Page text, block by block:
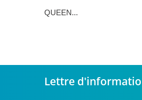
QUEEN...
Lettre